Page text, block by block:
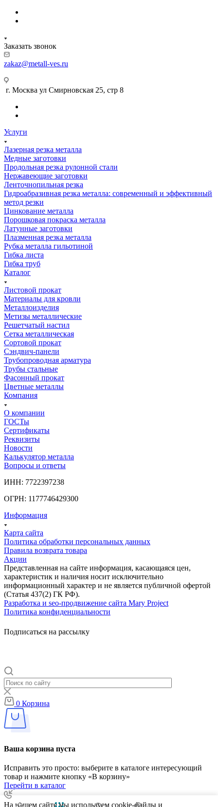
Заказать звонок
zakaz@metall-ves.ru
г. Москва ул Смирновская 25, стр 8
Услуги
Лазерная резка металла
Медные заготовки
Продольная резка рулонной стали
Нержавеющие заготовки
Ленточнопильная резка
Гидроабразивная резка металла: современный и эффективный
метод резки
Цинкование металла
Порошковая покраска металла
Латунные заготовки
Плазменная резка металла
Рубка металла гильотиной
Гибка листа
Гибка труб
Каталог
Листовой прокат
Материалы для кровли
Металлоизделия
Метизы металлические
Решетчатый настил
Сетка металлическая
Сортовой прокат
Сэндвич-панели
Трубопроводная арматура
Трубы стальные
Фасонный прокат
Цветные металлы
Компания
О компании
ГОСТы
Сертификаты
Реквизиты
Новости
Калькулятор металла
Вопросы и ответы
ИНН: 7722397238
ОГРН: 1177746429300
Информация
Карта сайта
Политика обработки персональных данных
Правила возврата товара
Акции
Представленная на сайте информация, касающаяся цен,
характеристик и наличия носит исключительно
информационный характер и не является публичной офертой
(Статья 437(2) ГК РФ).
Разработка и seo-продвижение сайта Mary Project
Политика конфиденциальности
Подписаться на рассылку
0 Корзина
Ваша корзина пуста
Исправить это просто: выберите в каталоге интересующий
товар и нажмите кнопку «В корзину»
Перейти в каталог
На нашем сайте мы используем cookie-файлы и